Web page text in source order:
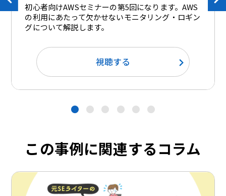
初心者向けAWSセミナーの第5回になります。AWS
の利用にあたって欠かせないモニタリング・ロギン
グについて解説します。
視聴する
● ● ● ● ● ●
この事例に関連するコラム